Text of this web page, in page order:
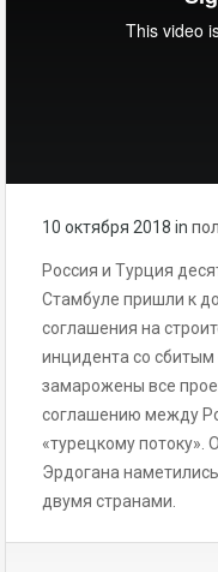
10 октября 2018 in
Россия и Турция
Стамбуле пришли к
соглашения на
инцидента со
замарожены все
соглашению между
«турецкому
Эрдогана
двумя странами.